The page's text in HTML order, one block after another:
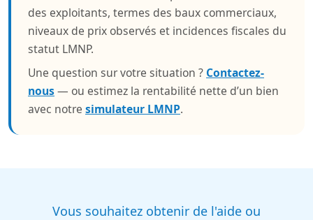
des exploitants, termes des baux commerciaux,
niveaux de prix observés et incidences fiscales du
statut LMNP.
Une question sur votre situation ? Contactez-
nous— ou estimez la rentabilité nette d’un bien
avec notre simulateur LMNP.
Vous souhaitez obtenir de l'aide ou